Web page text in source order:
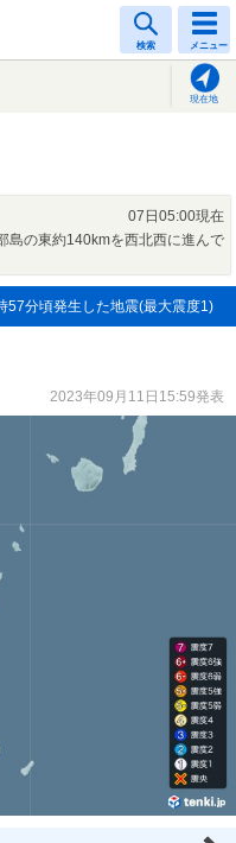
検索 メニュー
現在地
07日05:00現在
島の東約140kmを西北西に進んで
57分頃発生した地震(最大震度1)
2023年09月11日15:59発表